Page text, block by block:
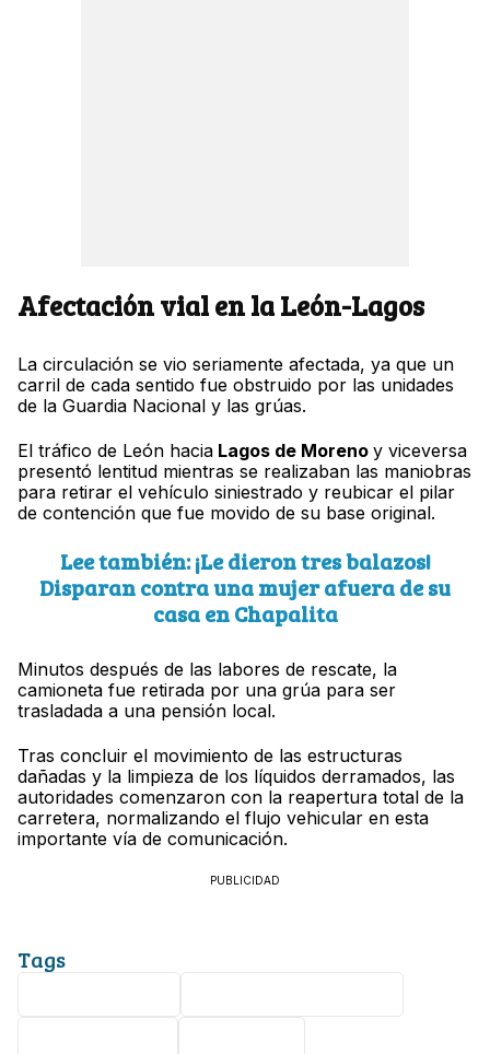
Afectación vial en la León-Lagos
La circulación se vio seriamente afectada, ya que un
carril de cada sentido fue obstruido por las unidades
de la Guardia Nacional y las grúas.
El tráfico de León hacia Lagos de Moreno y viceversa
presentó lentitud mientras se realizaban las maniobras
para retirar el vehículo siniestrado y reubicar el pilar
de contención que fue movido de su base original.
Lee también: ¡Le dieron tres balazos!
Disparan contra una mujer afuera de su
casa en Chapalita
Minutos después de las labores de rescate, la
camioneta fue retirada por una grúa para ser
trasladada a una pensión local.
Tras concluir el movimiento de las estructuras
dañadas y la limpieza de los líquidos derramados, las
autoridades comenzaron con la reapertura total de la
carretera, normalizando el flujo vehicular en esta
importante vía de comunicación.
PUBLICIDAD
Tags